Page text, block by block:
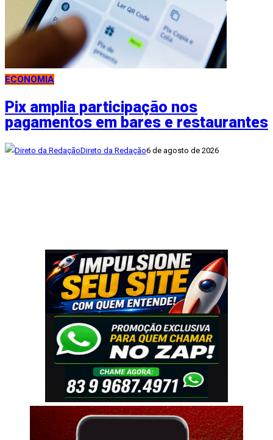
ECONOMIA
Pix amplia participação nos
pagamentos em bares e restaurantes
Direto da Redação6 de agosto de 2026